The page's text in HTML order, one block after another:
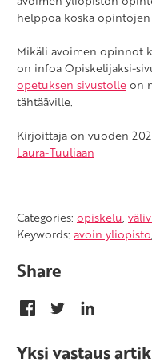
helppoa koska
Mikäli avoimen opinnot
on infoa Opiskelijaksi-
opetuksen sivustolleon
tähtääville.
Kirjoittaja on vuoden
Laura-Tuuliaan
Categories: opiskelu,
Keywords: avoin yliopisto,
Share
Yksi vastaus